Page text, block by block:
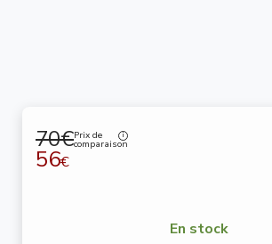
70€Prix de
comparaison
56€
En stock